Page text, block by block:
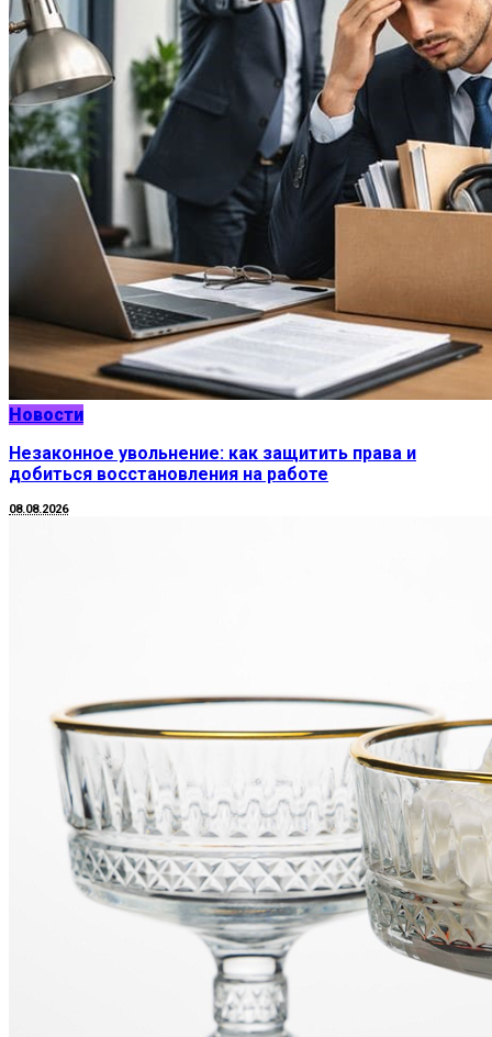
Новости
Незаконное увольнение: как защитить права и
добиться восстановления на работе
08.08.2026